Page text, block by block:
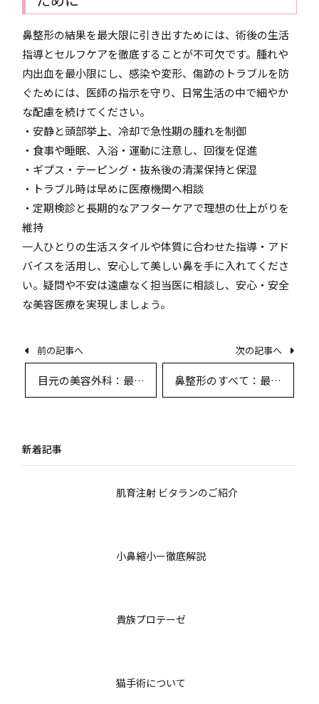
鼻整形の結果を最大限に引き出すためには、術後の生活
指導とセルフケアを徹底することが不可欠です。腫れや
内出血を最小限にし、感染や変形、傷跡のトラブルを防
ぐためには、医師の指示を守り、日常生活の中で細やか
な配慮を続けてください。
・安静と頭部挙上、冷却で急性期の腫れを制御
・食事や睡眠、入浴・運動に注意し、回復を促進
・ギプス・テーピング・抜糸後の清潔保持と保湿
・トラブル時は早めに医療機関へ相談
・定期検診と長期的なアフターケアで理想の仕上がりを
維持
一人ひとりの生活スタイルや体質に合わせた指導・アド
バイスを活用し、安心して美しい鼻を手に入れてくださ
い。疑問や不安は遠慮なく担当医に相談し、安心・安全
な美容医療を実現しましょう。
前の記事へ
目元の美容外科：最新
の術式・合併症管理・
次の記事へ
鼻整形のすべて：最新
手術からリスク管理・
新着記事
肌育注射 ビタランのご紹介
小鼻縮小ー徹底解説
貴族プロテーゼ
猫手術について